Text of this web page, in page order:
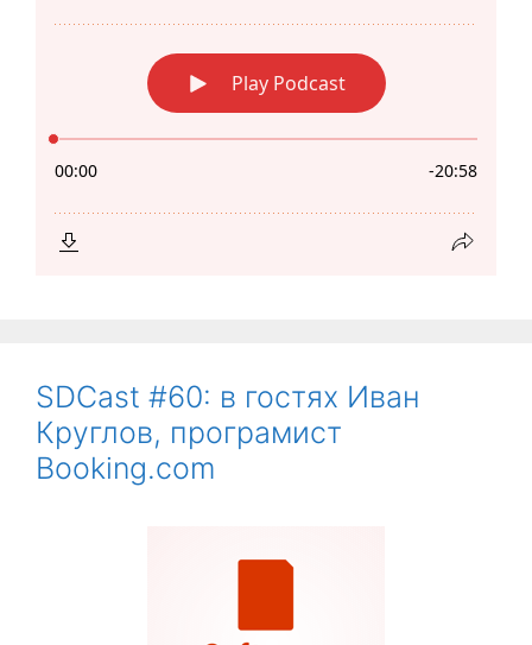
SDCast #60: в гостях Иван
Круглов, програмист
Booking.com